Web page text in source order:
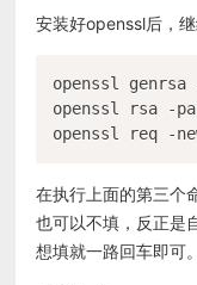
安装好openssl后，
openssl
openssl rsa -
在执行上面的第三个
也可以不填，反正是
想填就一路回车即可。